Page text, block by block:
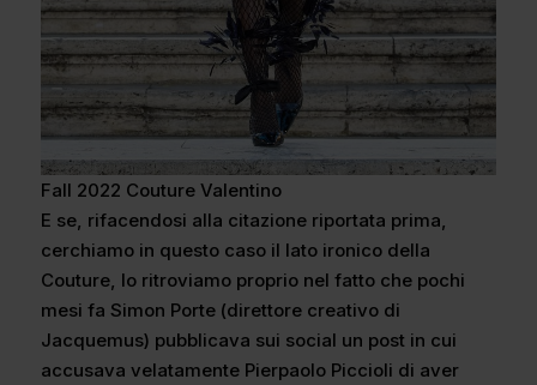
Fall 2022 Couture Valentino
E se, rifacendosi alla citazione riportata prima,
cerchiamo in questo caso il lato ironico della
Couture, lo ritroviamo proprio nel fatto che pochi
mesi fa Simon Porte (direttore creativo di
Jacquemus) pubblicava sui social un post in cui
accusava velatamente Pierpaolo Piccioli di aver